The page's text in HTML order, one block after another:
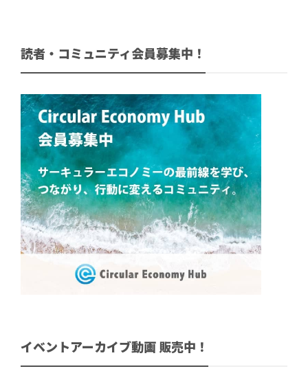
読者・コミュニティ会員募集中！
イベントアーカイブ動画 販売中！